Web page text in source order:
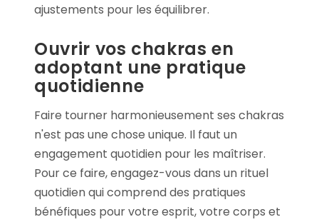
ajustements pour les équilibrer.
Ouvrir vos chakras en
adoptant une pratique
quotidienne
Faire tourner harmonieusement ses chakras
n'est pas une chose unique. Il faut un
engagement quotidien pour les maîtriser.
Pour ce faire, engagez-vous dans un rituel
quotidien qui comprend des pratiques
bénéfiques pour votre esprit, votre corps et